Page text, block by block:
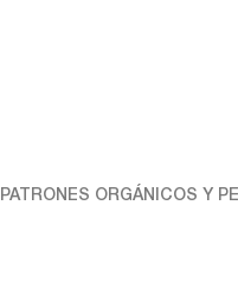
PATRONES ORGÁNICOS Y